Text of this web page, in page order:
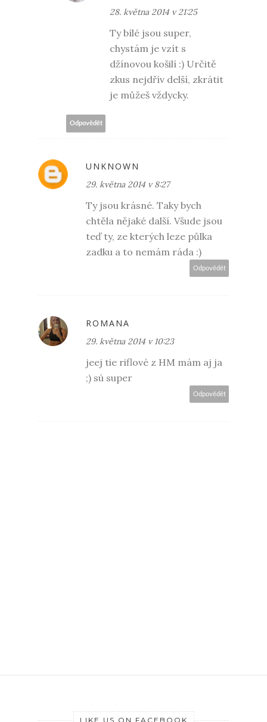
28. května 2014 v 21:25
Ty bílé jsou super,
chystám je vzít s
džínovou košilí :) Určitě
zkus nejdřív delší, zkrátit
je můžeš vždycky.
Odpovědět
UNKNOWN
29. května 2014 v 8:27
Ty jsou krásné. Taky bych
chtěla nějaké další. Všude jsou
teď ty, ze kterých leze půlka
zadku a to nemám ráda :)
Odpovědět
ROMANA
29. května 2014 v 10:23
jeej tie riflové z HM mám aj ja
;) sú super
Odpovědět
LIKE US ON FACEBOOK